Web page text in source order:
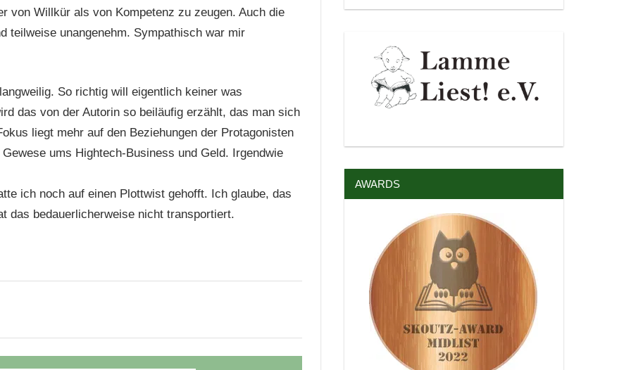
von Willkür als von Kompetenz zu zeugen. Auch die
teilweise unangenehm. Sympathisch war mir
So richtig will eigentlich keiner was
das von der Autorin so beiläufig erzählt, das man sich
liegt mehr auf den Beziehungen der Protagonisten
ums Hightech-Business und Geld. Irgendwie
ich noch auf einen Plottwist gehofft. Ich glaube, das
das bedauerlicherweise nicht transportiert.
AWARDS